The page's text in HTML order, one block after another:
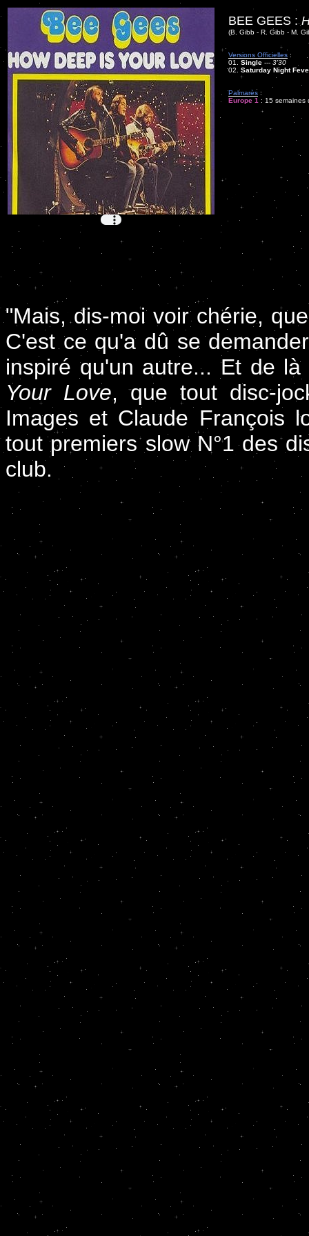
BEE GEES :
(B. Gibb - R. Gibb - M.
Versions Officielles :
01. Single --- 3'30
02. Saturday Night
Palmarès :
Europe 1 : 15 semaines
"Mais, dis-moi voir chérie,
C'est ce qu'a dû se
inspiré qu'un autre... Et de
Your Love, que tout disc-
Images et Claude François
tout premiers slow N°1 des
club.